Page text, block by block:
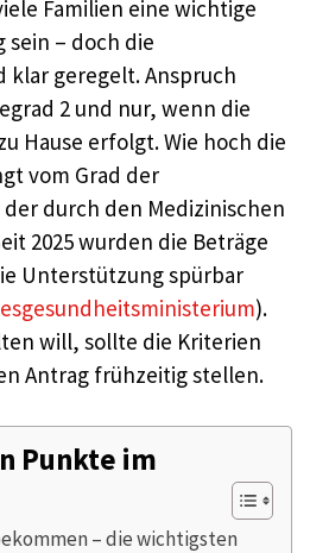
Familien eine wichtige
– doch die
klar geregelt. Anspruch
2 und nur, wenn die
Hause erfolgt. Wie hoch die
vom Grad der
durch den Medizinischen
2025 wurden die Beträge
Unterstützung spürbar
).
will, sollte die Kriterien
Antrag frühzeitig stellen.
Punkte im
– die wichtigsten